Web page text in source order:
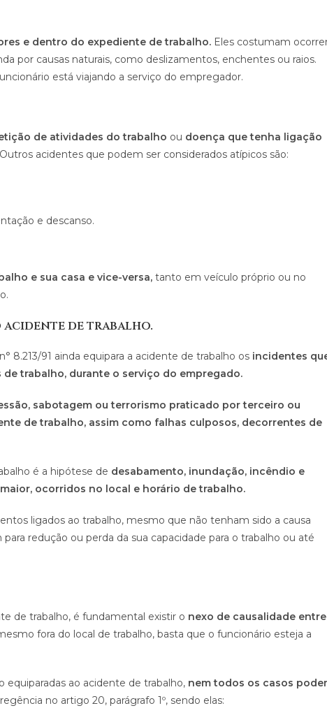
e dentro do expediente de trabalho. Eles costumam
por causas naturais, como deslizamentos, enchentes ou raios.
está viajando a serviço do empregador.
de atividades do trabalho ou doença que tenha ligação
acidentes que podem ser considerados atípicos são:
e descanso.
e sua casa e vice-versa, tanto em veículo próprio ou no
acidente de trabalho.
8.213/91 ainda equipara a acidente de trabalho os incidentes
trabalho, durante o serviço do empregado.
sabotagem ou terrorismo praticado por terceiro ou
de trabalho, assim como falhas culposos, decorrentes de
é a hipótese de desabamento, inundação, incêndio e
ocorridos no local e horário de trabalho.
ligados ao trabalho, mesmo que não tenham sido a causa
redução ou perda da sua capacidade para o trabalho ou até
de trabalho, é fundamental existir o nexo de causalidade entre
fora do local de trabalho, basta que o funcionário esteja a
equiparadas ao acidente de trabalho, nem todos os casos
no artigo 20, parágrafo 1º, sendo elas: